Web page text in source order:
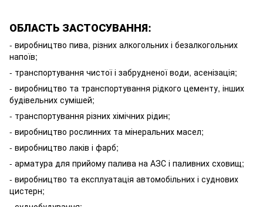
ОБЛАСТЬ ЗАСТОСУВАННЯ:
- виробництво пива, різних алкогольних і безалкогольних
напоїв;
- транспортування чистої і забрудненої води, асенізація;
- виробництво та транспортування рідкого цементу, інших
будівельних сумішей;
- транспортування різних хімічних рідин;
- виробництво рослинних та мінеральних масел;
- виробництво лаків і фарб;
- арматура для прийому палива на АЗС і паливних сховищ;
- виробництво та експлуатація автомобільних і суднових
цистерн;